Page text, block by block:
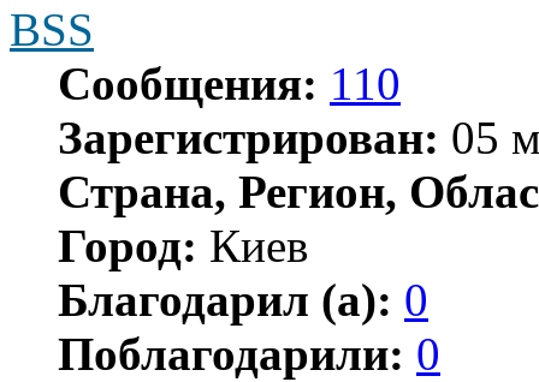
BSS
Сообщения: 110
Зарегистрирован: 05
Страна, Регион,
Город: Киев
Благодарил (а): 0
Поблагодарили: 0